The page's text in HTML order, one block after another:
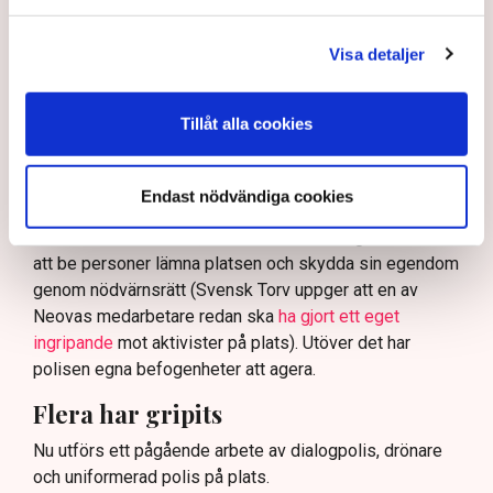
Visa detaljer
Tillåt alla cookies
Endast nödvändiga cookies
tillståndsgiven verksamhet, och om inte polisen borde
ha en tydligare skyldighet att skydda privat egendom
och näringsverksamhet mot den typen av störningar.
Enligt Anna-Lena Mann, polisinspektör vid
kommunikationsavdelningen i region Väst, har
att be personer lämna platsen och skydda sin egendom
genom nödvärnsrätt (Svensk Torv uppger att en av
Neovas medarbetare redan ska ha gjort ett eget
ingripande mot aktivister på plats). Utöver det har
polisen egna befogenheter att agera.
Flera har gripits
Nu utförs ett pågående arbete av dialogpolis, drönare
och uniformerad polis på plats.